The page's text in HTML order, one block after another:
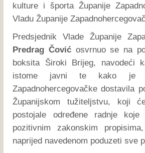
kulture i športa Županije
Vladu Županije
Predsjednik Vlade Županije
Predrag Čovićosvrnuo se na
boksita Široki Brijeg, navodeći
istome javni te kako je
Zapadnohercegovačke dostavila
Županijskom tužiteljstvu, koji
postojale određene radnje
pozitivnim zakonskim
naprijed navedenom poduzeti sve